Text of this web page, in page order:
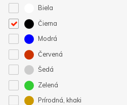
Biela
Čierna
Modrá
Červená
Šedá
Zelená
Prírodná, khaki